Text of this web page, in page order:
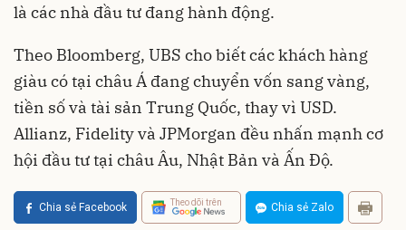
là các nhà đầu tư đang hành động.
Theo Bloomberg, UBS cho biết các khách hàng
giàu có tại châu Á đang chuyển vốn sang vàng,
tiền số và tài sản Trung Quốc, thay vì USD.
Allianz, Fidelity và JPMorgan đều nhấn mạnh cơ
hội đầu tư tại châu Âu, Nhật Bản và Ấn Độ.
Chia sẻ Facebook Theo dõi trên Chia sẻ Zalo